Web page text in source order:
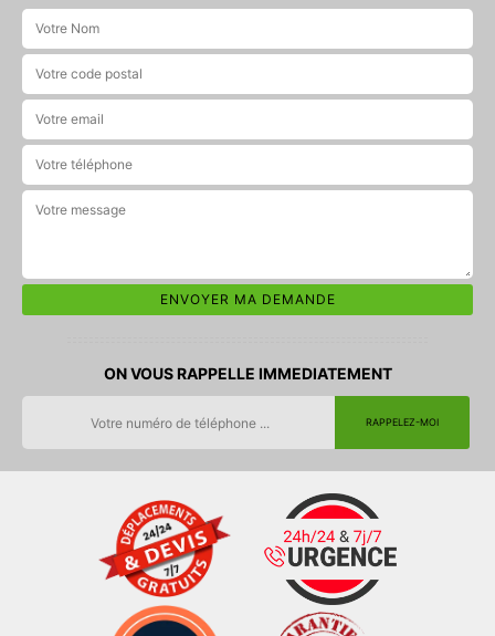
ON VOUS RAPPELLE IMMEDIATEMENT